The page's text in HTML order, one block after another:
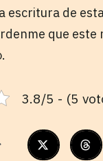
escritura de
que este
3.8/5 - (5